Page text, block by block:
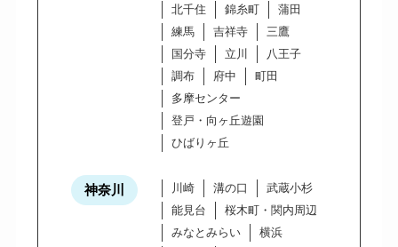
北千住
錦糸町
蒲田
練馬
吉祥寺
三鷹
国分寺
立川
八王子
調布
府中
町田
多摩センター
登戸・向ヶ丘遊園
ひばりヶ丘
神奈川 川崎 溝の口
武蔵小杉
能見台
桜木町・関内周辺
みなとみらい
横浜